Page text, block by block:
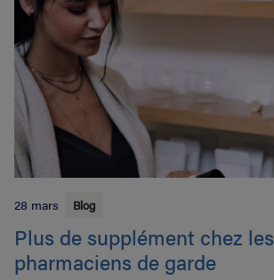
28 mars Blog
Plus de supplément chez les
pharmaciens de garde